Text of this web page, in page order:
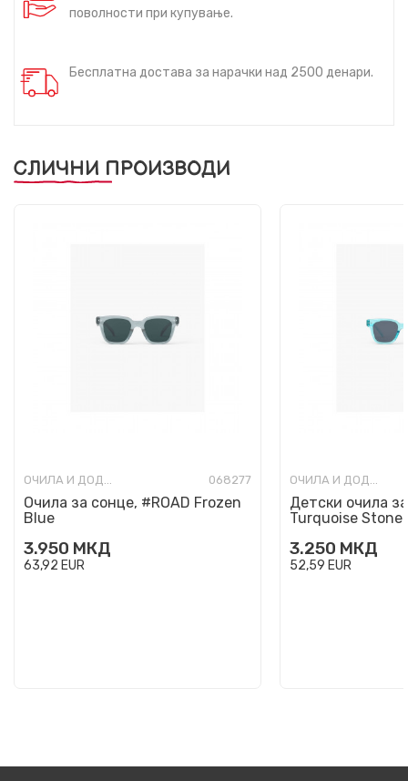
поволности при купување.
Бесплатна достава за нарачки над 2500 денари.
СЛИЧНИ ПРОИЗВОДИ
ОЧИЛА И ДОДАТОЦИ 068277
Очила за сонце, #ROAD Frozen
Blue
3.950 МКД
63,92 EUR
ОЧИЛА И ДОДАТОЦИ
Детски очила
Turquoise Stone
3.250 МКД
52,59 EUR